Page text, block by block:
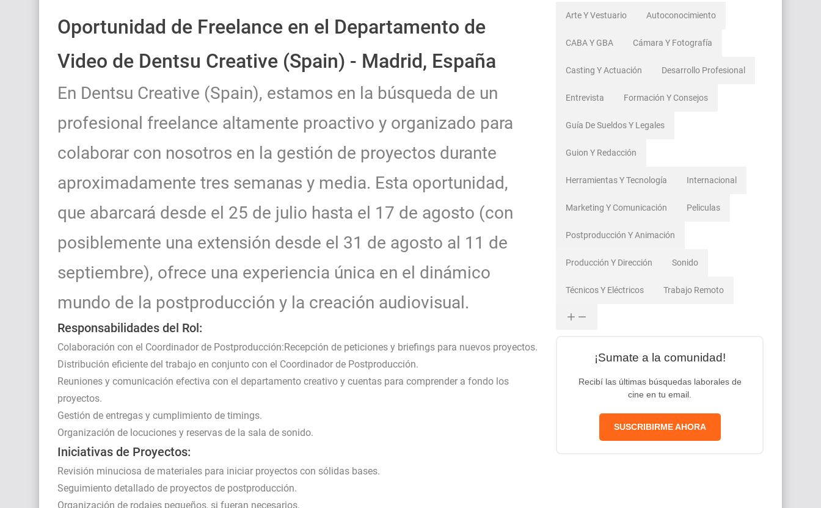
Oportunidad de Freelance en el Departamento de
Video de Dentsu Creative (Spain) - Madrid, España
En Dentsu Creative (Spain), estamos en la búsqueda de un
profesional freelance altamente proactivo y organizado para
colaborar con nosotros en la gestión de proyectos durante
aproximadamente tres semanas y media. Esta oportunidad,
que abarcará desde el 25 de julio hasta el 17 de agosto (con
posiblemente una extensión desde el 31 de agosto al 11 de
septiembre), ofrece una experiencia única en el dinámico
mundo de la postproducción y la creación audiovisual.
Responsabilidades del Rol:
Colaboración con el Coordinador de Postproducción:Recepción de peticiones y briefings para nuevos proyectos.
Distribución eficiente del trabajo en conjunto con el Coordinador de Postproducción.
Reuniones y comunicación efectiva con el departamento creativo y cuentas para comprender a fondo los
proyectos.
Gestión de entregas y cumplimiento de timings.
Organización de locuciones y reservas de la sala de sonido.
Iniciativas de Proyectos:
Revisión minuciosa de materiales para iniciar proyectos con sólidas bases.
Seguimiento detallado de proyectos de postproducción.
Organización de rodajes pequeños, si fueran necesarios.
Arte Y Vestuario Autoconocimiento
CABA Y GBA Cámara Y Fotografía
Casting Y Actuación Desarrollo Profesional
Entrevista Formación Y Consejos
Guía De Sueldos Y Legales
Guion Y Redacción
Herramientas Y Tecnología Internacional
Marketing Y Comunicación Peliculas
Postproducción Y Animación
Producción Y Dirección Sonido
Técnicos Y Eléctricos Trabajo Remoto
¡Sumate a la comunidad!
Recibí las últimas búsquedas laborales de
cine en tu email.
SUSCRIBIRME AHORA